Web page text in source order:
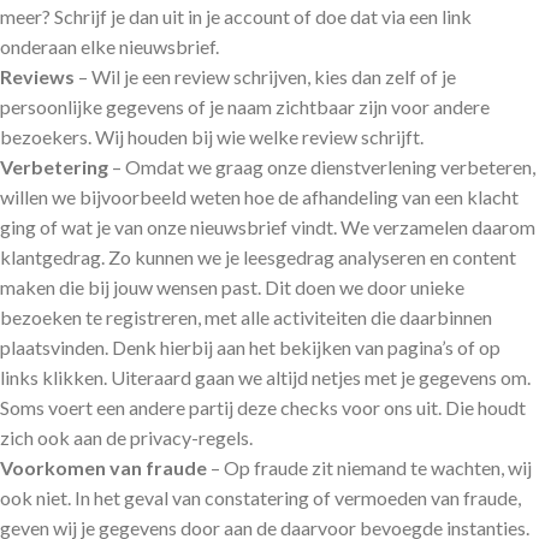
meer? Schrijf je dan uit in je account of doe dat via een link
onderaan elke nieuwsbrief.
Reviews – Wil je een review schrijven, kies dan zelf of je
persoonlijke gegevens of je naam zichtbaar zijn voor andere
bezoekers. Wij houden bij wie welke review schrijft.
Verbetering – Omdat we graag onze dienstverlening verbeteren,
willen we bijvoorbeeld weten hoe de afhandeling van een klacht
ging of wat je van onze nieuwsbrief vindt. We verzamelen daarom
klantgedrag. Zo kunnen we je leesgedrag analyseren en content
maken die bij jouw wensen past. Dit doen we door unieke
bezoeken te registreren, met alle activiteiten die daarbinnen
plaatsvinden. Denk hierbij aan het bekijken van pagina’s of op
links klikken. Uiteraard gaan we altijd netjes met je gegevens om.
Soms voert een andere partij deze checks voor ons uit. Die houdt
zich ook aan de privacy-regels.
Voorkomen van fraude – Op fraude zit niemand te wachten, wij
ook niet. In het geval van constatering of vermoeden van fraude,
geven wij je gegevens door aan de daarvoor bevoegde instanties.